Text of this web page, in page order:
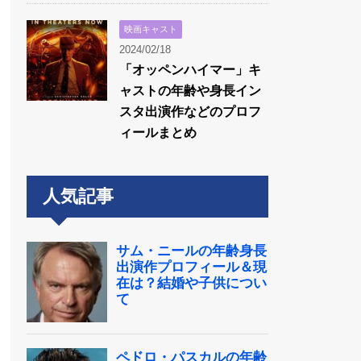
映画キャスト
2024/02/18
「オッペンハイマー」キ
ャストの年齢や身長イン
スタ出演作などのプロフ
ィールまとめ
人気記事